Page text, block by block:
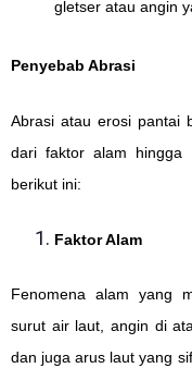
gletser atau angin
Penyebab Abrasi
Abrasi atau erosi pantai
dari faktor alam hingga
berikut ini:
Faktor Alam
Fenomena alam yang
surut air laut, angin di
dan juga arus laut yang